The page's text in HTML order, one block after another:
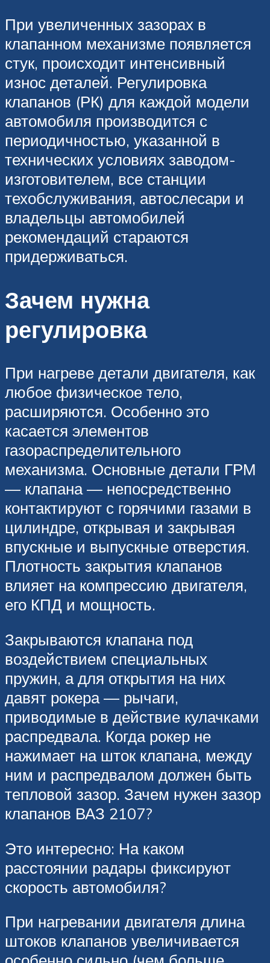
При увеличенных зазорах в
клапанном механизме появляется
стук, происходит интенсивный
износ деталей. Регулировка
клапанов (РК) для каждой модели
автомобиля производится с
периодичностью, указанной в
технических условиях заводом-
изготовителем, все станции
техобслуживания, автослесари и
владельцы автомобилей
рекомендаций стараются
придерживаться.
Зачем нужна
регулировка
При нагреве детали двигателя, как
любое физическое тело,
расширяются. Особенно это
касается элементов
газораспределительного
механизма. Основные детали ГРМ
— клапана — непосредственно
контактируют с горячими газами в
цилиндре, открывая и закрывая
впускные и выпускные отверстия.
Плотность закрытия клапанов
влияет на компрессию двигателя,
его КПД и мощность.
Закрываются клапана под
воздействием специальных
пружин, а для открытия на них
давят рокера — рычаги,
приводимые в действие кулачками
распредвала. Когда рокер не
нажимает на шток клапана, между
ним и распредвалом должен быть
тепловой зазор. Зачем нужен зазор
клапанов ВАЗ 2107?
Это интересно: На каком
расстоянии радары фиксируют
скорость автомобиля?
При нагревании двигателя длина
штоков клапанов увеличивается